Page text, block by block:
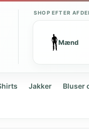
SHOP EFTER
Mænd
Jakker Bluser